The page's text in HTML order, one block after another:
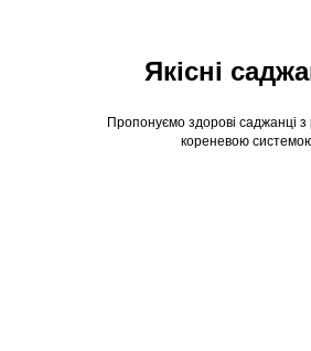
Пропонуємо здорові саджанці
кореневою
Якісні